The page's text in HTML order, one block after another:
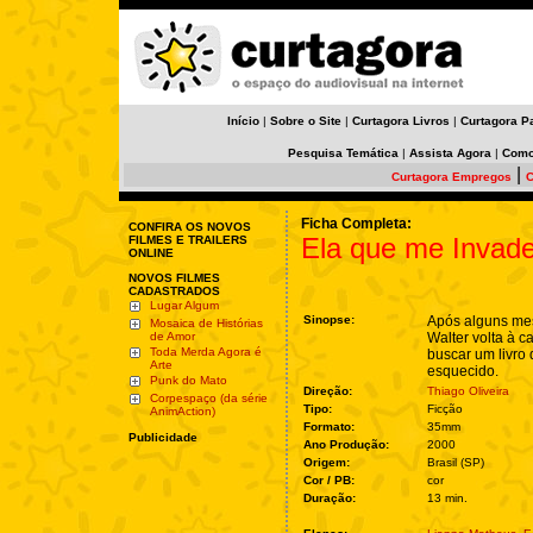
Início | Sobre o Site | Curtagora Livros | Curtagora
Pesquisa Temática | Assista Agora |
Curtagora Empregos
CONFIRA OS NOVOS
FILMES E TRAILERS
ONLINE
NOVOS FILMES
CADASTRADOS
Lugar Algum
Mosaica de Histórias
de Amor
Toda Merda Agora é
Arte
Punk do Mato
Corpespaço (da série
AnimAction)
Publicidade
Ficha Completa:
Ela que me
Sinopse:
Após alguns
Walter volta à
buscar um livro
esquecido.
Direção:
Thiago Oliveira
Tipo:
Ficção
Formato:
35mm
Ano Produção:
2000
Origem:
Brasil (SP)
Cor / PB:
cor
Duração:
13 min.